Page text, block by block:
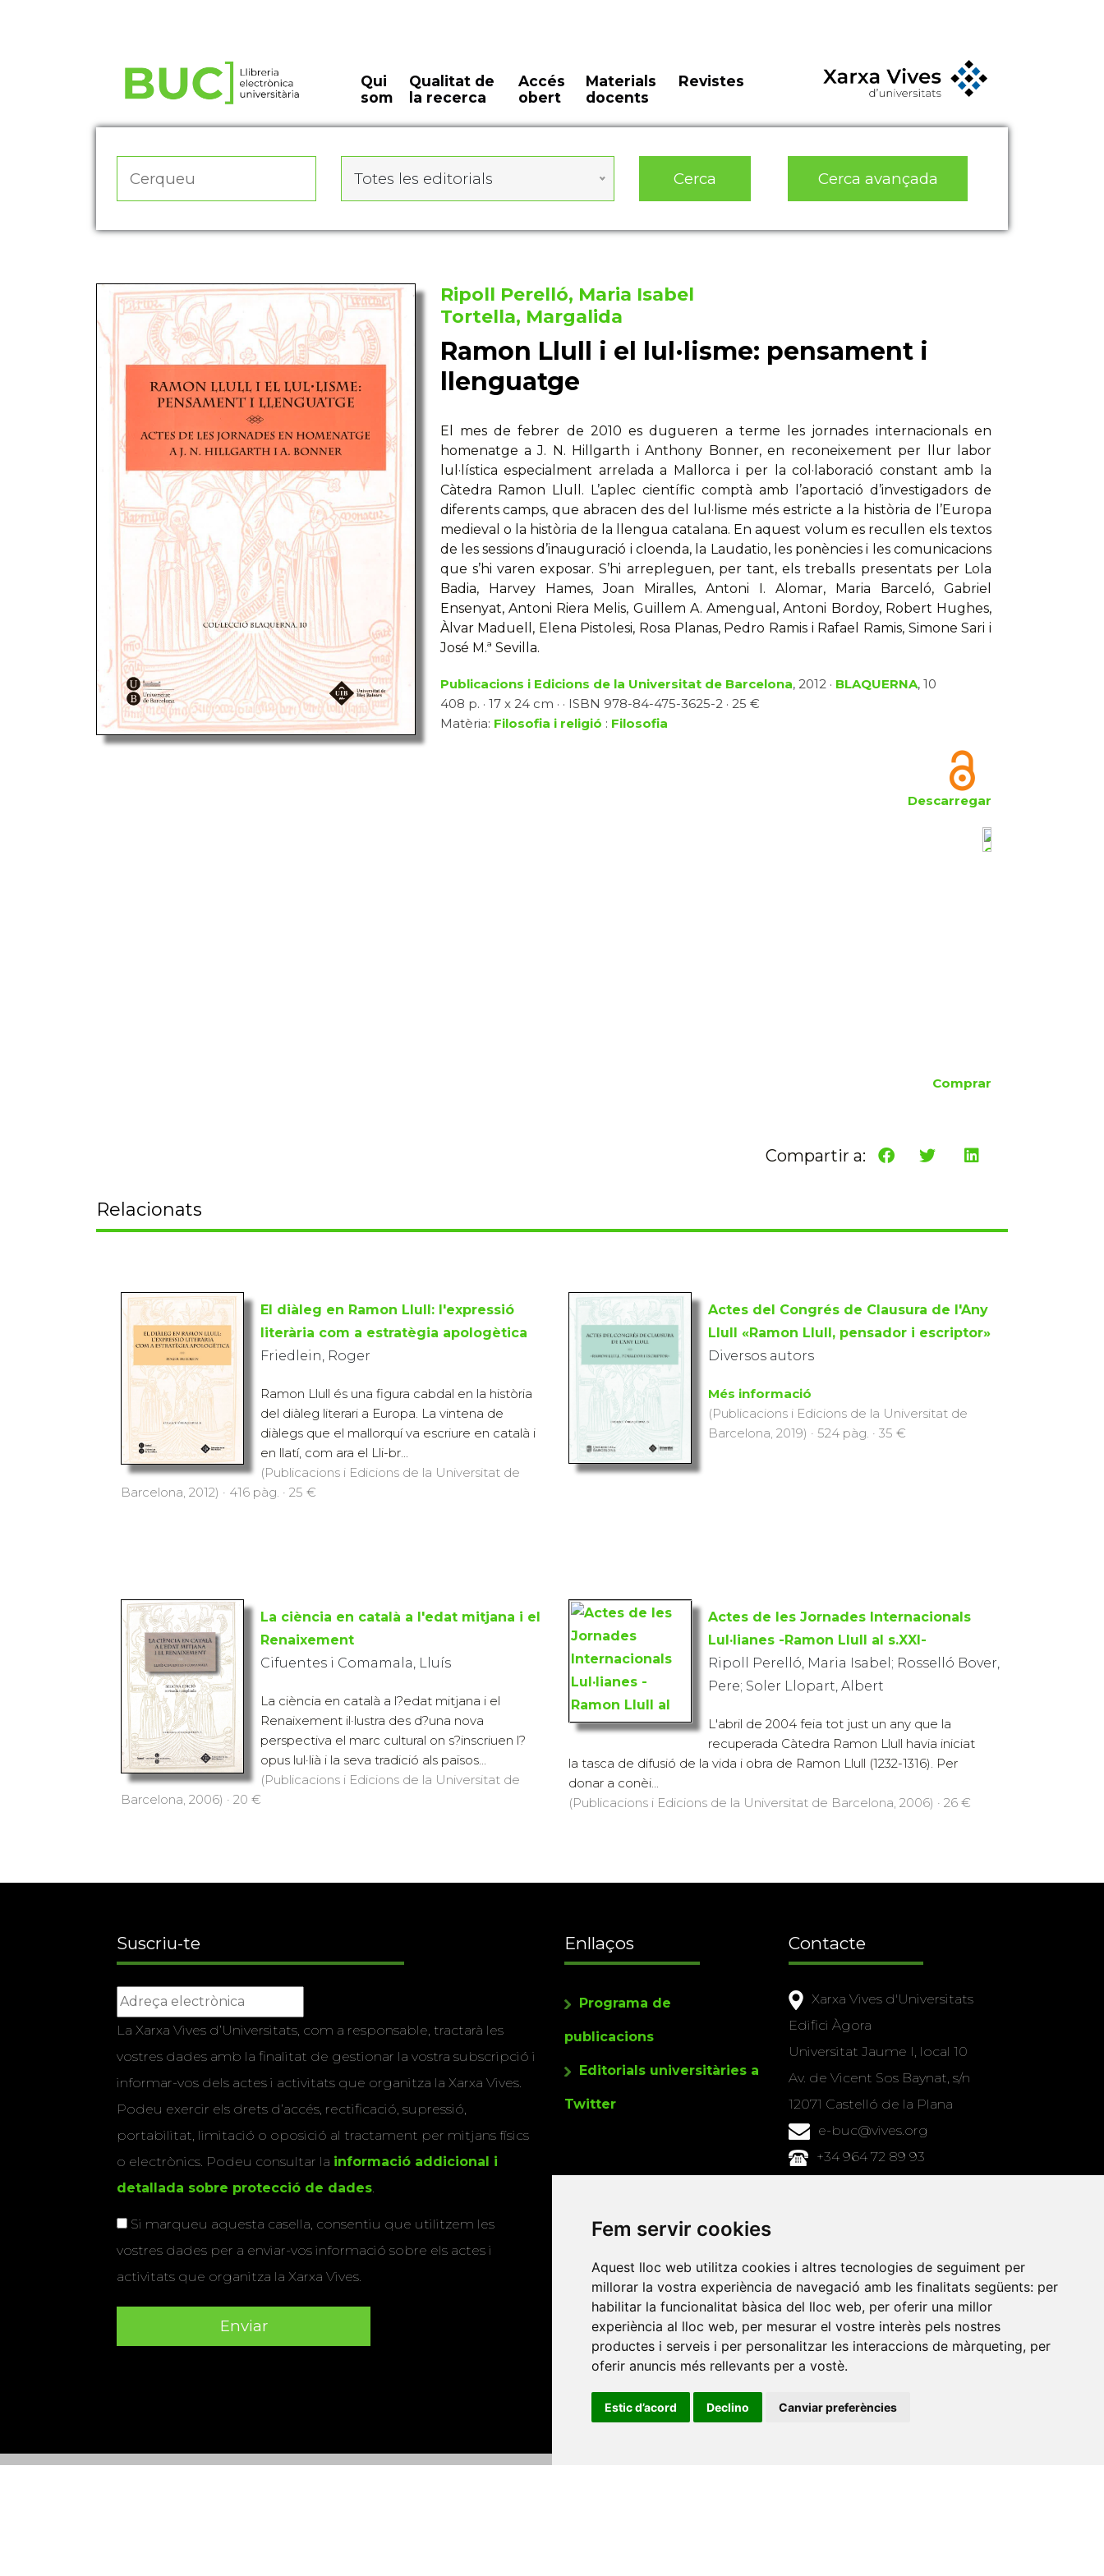
Fem servir cookies
Aquest lloc web utilitza cookies i altres tecnologies de seguiment per
millorar la vostra experiència de navegació amb les finalitats següents: per
habilitar la funcionalitat bàsica del lloc web, per oferir una millor
experiència al lloc web, per mesurar el vostre interès pels nostres
productes i serveis i per personalitzar les interaccions de màrqueting, per
oferir anuncis més rellevants per a vostè.
Estic d’acord Declino Canviar preferències
Qui
som
Qualitat de
la recerca
Accés
obert
Materials
docents
Revistes
Totes les editorials Cerca Cerca avançada
Ripoll Perelló, Maria Isabel
Tortella, Margalida
Ramon Llull i el lul·lisme: pensament i
llenguatge
El mes de febrer de 2010 es dugueren a terme les jornades internacionals en
homenatge a J. N. Hillgarth i Anthony Bonner, en reconeixement per llur labor
lul·lística especialment arrelada a Mallorca i per la col·laboració constant amb la
Càtedra Ramon Llull. L’aplec científic comptà amb l’aportació d’investigadors de
diferents camps, que abracen des del lul·lisme més estricte a la història de l’Europa
medieval o la història de la llengua catalana. En aquest volum es recullen els textos
de les sessions d’inauguració i cloenda, la Laudatio, les ponències i les comunicacions
que s’hi varen exposar. S’hi arrepleguen, per tant, els treballs presentats per Lola
Badia, Harvey Hames, Joan Miralles, Antoni I. Alomar, Maria Barceló, Gabriel
Ensenyat, Antoni Riera Melis, Guillem A. Amengual, Antoni Bordoy, Robert Hughes,
Àlvar Maduell, Elena Pistolesi, Rosa Planas, Pedro Ramis i Rafael Ramis, Simone Sari i
José M.ª Sevilla.
Publicacions i Edicions de la Universitat de Barcelona, 2012 · BLAQUERNA, 10
408 p. · 17 x 24 cm · · ISBN 978-84-475-3625-2 · 25 €
Matèria: Filosofia i religió : Filosofia
Descarregar
Comprar
Compartir a:
Relacionats
El diàleg en Ramon Llull: l'expressió
literària com a estratègia apologètica
Friedlein, Roger
Ramon Llull és una figura cabdal en la història
del diàleg literari a Europa. La vintena de
diàlegs que el mallorquí va escriure en català i
en llatí, com ara el Lli-br...
(Publicacions i Edicions de la Universitat de
Barcelona, 2012) · 416 pàg. · 25 €
Actes del Congrés de Clausura de l'Any
Llull «Ramon Llull, pensador i escriptor»
Diversos autors
Més informació
(Publicacions i Edicions de la Universitat de
Barcelona, 2019) · 524 pàg. · 35 €
La ciència en català a l'edat mitjana i el
Renaixement
Cifuentes i Comamala, Lluís
La ciència en català a l?edat mitjana i el
Renaixement il·lustra des d?una nova
perspectiva el marc cultural on s?inscriuen l?
opus lul·lià i la seva tradició als països...
(Publicacions i Edicions de la Universitat de
Barcelona, 2006) · 20 €
Actes de les Jornades Internacionals
Lul·lianes -Ramon Llull al s.XXI-
Ripoll Perelló, Maria Isabel; Rosselló Bover,
Pere; Soler Llopart, Albert
L'abril de 2004 feia tot just un any que la
recuperada Càtedra Ramon Llull havia iniciat
la tasca de difusió de la vida i obra de Ramon Llull (1232-1316). Per
donar a conèi...
(Publicacions i Edicions de la Universitat de Barcelona, 2006) · 26 €
Suscriu-te
La Xarxa Vives d’Universitats, com a responsable, tractarà les
vostres dades amb la finalitat de gestionar la vostra subscripció i
informar-vos dels actes i activitats que organitza la Xarxa Vives.
Podeu exercir els drets d’accés, rectificació, supressió,
portabilitat, limitació o oposició al tractament per mitjans físics
o electrònics. Podeu consultar la informació addicional i
detallada sobre protecció de dades.
Si marqueu aquesta casella, consentiu que utilitzem les
vostres dades per a enviar-vos informació sobre els actes i
activitats que organitza la Xarxa Vives.
Enllaços
Programa de
publicacions
Editorials universitàries a
Twitter
Contacte
Xarxa Vives d'Universitats
Edifici Àgora
Universitat Jaume I, local 10
Av. de Vicent Sos Baynat, s/n
12071 Castelló de la Plana
e-buc@vives.org
+34 964 72 89 93